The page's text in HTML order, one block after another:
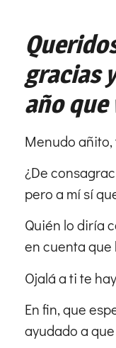
gracias
año que
Menudo añito,
¿De
pero a mí sí
Quién lo diría
en cuenta que
Ojalá a ti te
En fin, que
ayudado a